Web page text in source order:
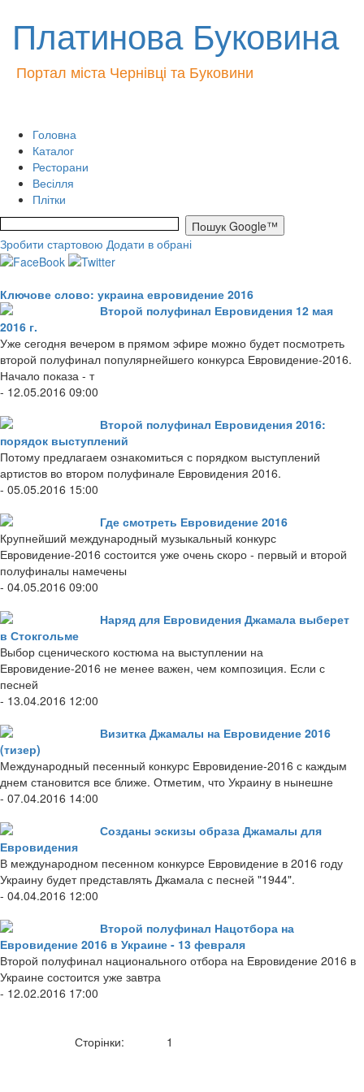
Платинова Буковина
Портал міста Чернівці та Буковини
Головна
Каталог
Ресторани
Весілля
Плітки
Зробити стартовою Додати в обрані
Ключове слово: украина евровидение 2016
Второй полуфинал Евровидения 12 мая
2016 г.
Уже сегодня вечером в прямом эфире можно будет посмотреть
второй полуфинал популярнейшего конкурса Евровидение-2016.
Начало показа - т
- 12.05.2016 09:00
Второй полуфинал Евровидения 2016:
порядок выступлений
Потому предлагаем ознакомиться с порядком выступлений
артистов во втором полуфинале Евровидения 2016.
- 05.05.2016 15:00
Где смотреть Евровидение 2016
Крупнейший международный музыкальный конкурс
Евровидение-2016 состоится уже очень скоро - первый и второй
полуфиналы намечены
- 04.05.2016 09:00
Наряд для Евровидения Джамала выберет
в Стокгольме
Выбор сценического костюма на выступлении на
Евровидение-2016 не менее важен, чем композиция. Если с
песней
- 13.04.2016 12:00
Визитка Джамалы на Евровидение 2016
(тизер)
Международный песенный конкурс Евровидение-2016 с каждым
днем становится все ближе. Отметим, что Украину в нынешне
- 07.04.2016 14:00
Созданы эскизы образа Джамалы для
Евровидения
В международном песенном конкурсе Евровидение в 2016 году
Украину будет представлять Джамала с песней "1944".
- 04.04.2016 12:00
Второй полуфинал Нацотбора на
Евровидение 2016 в Украине - 13 февраля
Второй полуфинал национального отбора на Евровидение 2016 в
Украине состоится уже завтра
- 12.02.2016 17:00
Сторінки: 1